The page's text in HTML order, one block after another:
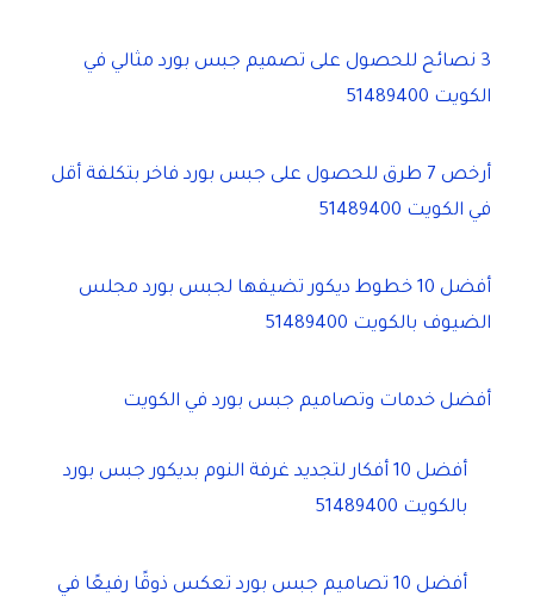
3 نصائح للحصول على تصميم جبس بورد مثالي في
الكويت 51489400
أرخص 7 طرق للحصول على جبس بورد فاخر بتكلفة أقل
في الكويت 51489400
أفضل 10 خطوط ديكور تضيفها لجبس بورد مجلس
الضيوف بالكويت 51489400
أفضل خدمات وتصاميم جبس بورد في الكويت
أفضل 10 أفكار لتجديد غرفة النوم بديكور جبس بورد
بالكويت 51489400
أفضل 10 تصاميم جبس بورد تعكس ذوقًا رفيعًا في